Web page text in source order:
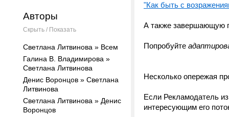
Авторы
Скрыть / Показать
Светлана Литвинова » Всем
Галина В. Владимирова »
Светлана Литвинова
Денис Воронцов » Светлана
Литвинова
Светлана Литвинова » Денис
Воронцов
"Как быть с
А также завершающую
Попробуйте
Несколько опережая
Если Рекламодатель
интересующим его